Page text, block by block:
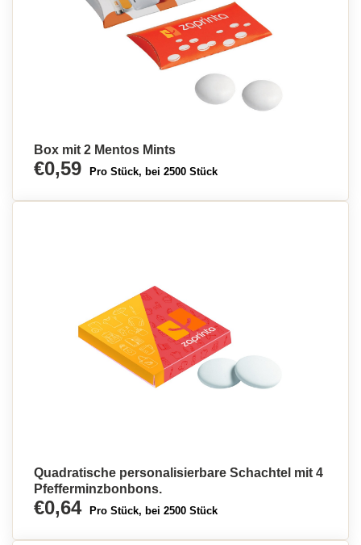
Box mit 2 Mentos Mints
€0,59 Pro Stück, bei 2500 Stück
Quadratische personalisierbare Schachtel mit 4
Pfefferminzbonbons.
€0,64 Pro Stück, bei 2500 Stück